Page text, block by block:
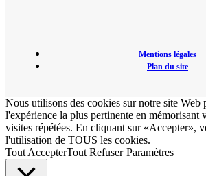
Mentions légales
Plan du site
Nous utilisons des cookies sur notre site
l'expérience la plus pertinente en mémorisant
visites répétées. En cliquant sur «Accepter»,
l'utilisation de TOUS les cookies.
Tout AccepterTout Refuser Paramètres